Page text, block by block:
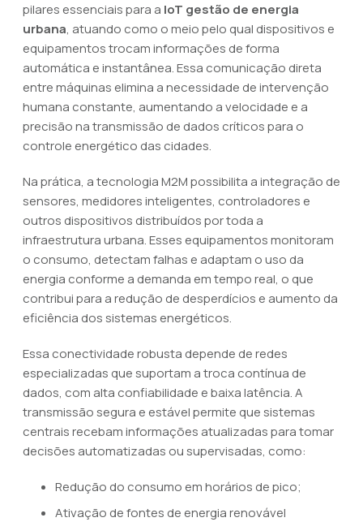
pilares essenciais para a IoT gestão de energia
urbana, atuando como o meio pelo qual dispositivos e
equipamentos trocam informações de forma
automática e instantânea. Essa comunicação direta
entre máquinas elimina a necessidade de intervenção
humana constante, aumentando a velocidade e a
precisão na transmissão de dados críticos para o
controle energético das cidades.
Na prática, a tecnologia M2M possibilita a integração de
sensores, medidores inteligentes, controladores e
outros dispositivos distribuídos por toda a
infraestrutura urbana. Esses equipamentos monitoram
o consumo, detectam falhas e adaptam o uso da
energia conforme a demanda em tempo real, o que
contribui para a redução de desperdícios e aumento da
eficiência dos sistemas energéticos.
Essa conectividade robusta depende de redes
especializadas que suportam a troca contínua de
dados, com alta confiabilidade e baixa latência. A
transmissão segura e estável permite que sistemas
centrais recebam informações atualizadas para tomar
decisões automatizadas ou supervisadas, como:
Redução do consumo em horários de pico;
Ativação de fontes de energia renovável